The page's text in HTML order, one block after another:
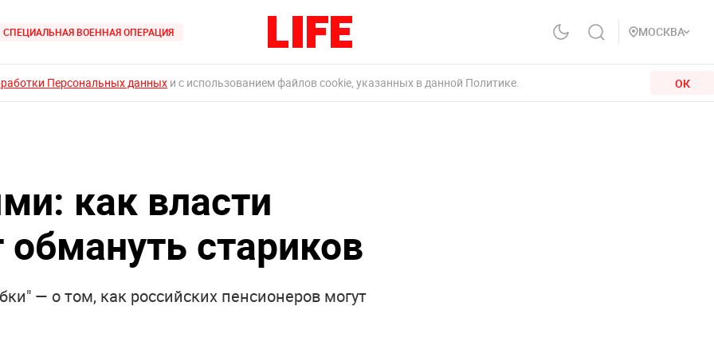
СПЕЦИАЛЬНАЯ ВОЕННАЯ ОПЕРАЦИЯ МОСКВА
Персональных данных и с использованием файлов cookie, указанных в данной Политике. ОК
как власти
обмануть стариков
— о том, как российских пенсионеров могут